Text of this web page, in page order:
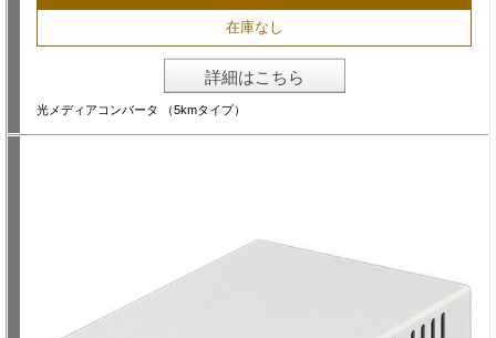
在庫なし
詳細はこちら
光メディアコンバータ （5kmタイプ）